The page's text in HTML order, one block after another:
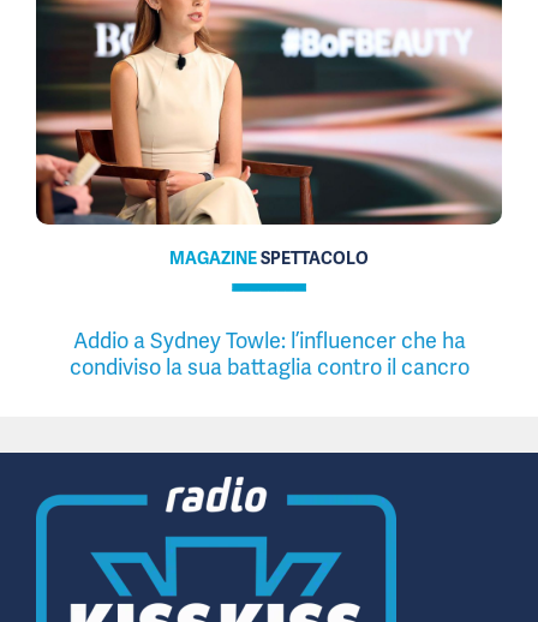
MAGAZINESPETTACOLO
Addio a Sydney Towle: l’influencer che ha
condiviso la sua battaglia contro il cancro